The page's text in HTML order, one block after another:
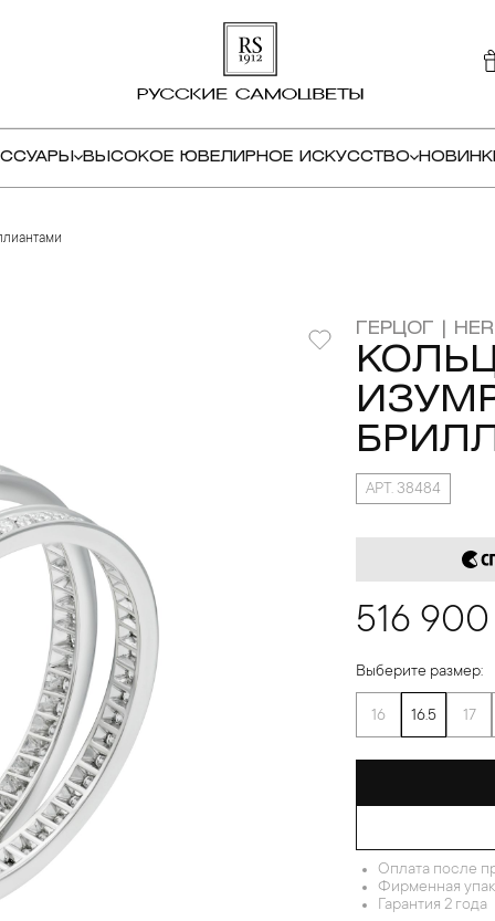
ВЫСОКОЕ ЮВЕЛИРНОЕ ИСКУССТВО
ГЕРЦОГ |
АРТ. 38484
516
Выберите размер:
16 16.5 17
Оплата после
Фирменная
Гарантия 2 года